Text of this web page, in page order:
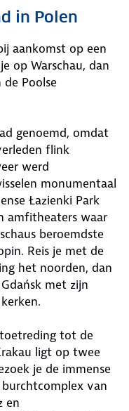
in Polen
aankomst op een
op Warschau, dan
Poolse
genoemd, omdat
flink
werd
monumentaal
Łazienki Park
amfitheaters waar
beroemdste
Reis je met de
het noorden, dan
met zijn
tot de
ligt op twee
je de immense
van
en